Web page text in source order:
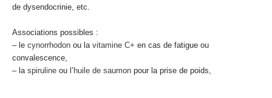
de dysendocrinie, etc.
Associations possibles :
– le cynorrhodon ou la vitamine C+ en cas de fatigue ou
convalescence,
– la spiruline ou l’huile de saumon pour la prise de poids,